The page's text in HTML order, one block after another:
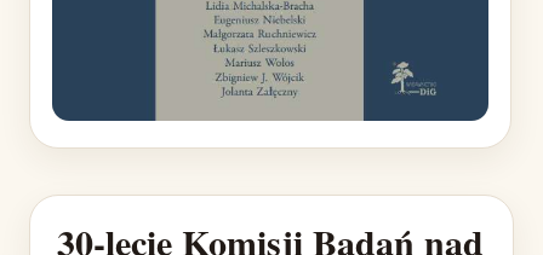
30-lecie Komisji Badań nad